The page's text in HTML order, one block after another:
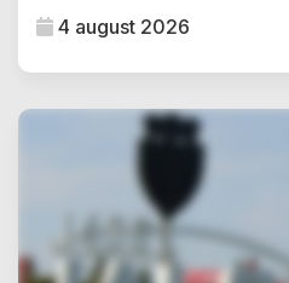
4 august 2026